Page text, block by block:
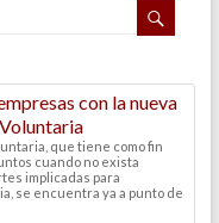
con la nueva
que tiene como fin
cuando no exista
implicadas para
se encuentra ya a punto de